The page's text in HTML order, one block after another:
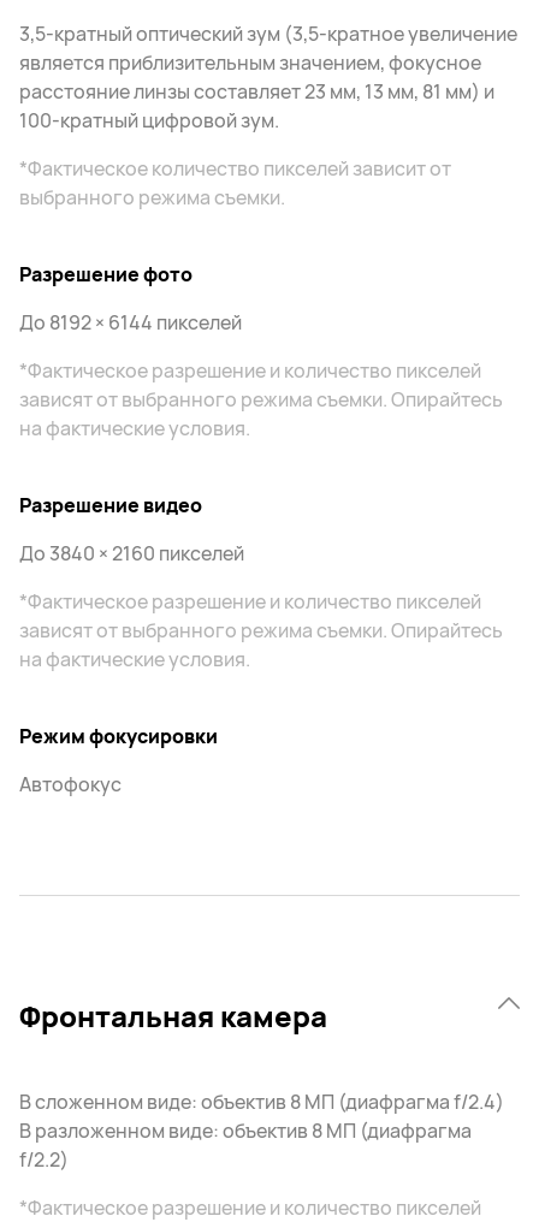
3,5-кратный оптический зум (3,5-кратное увеличение
является приблизительным значением, фокусное
расстояние линзы составляет 23 мм, 13 мм, 81 мм) и
100-кратный цифровой зум.
*Фактическое количество пикселей зависит от
выбранного режима съемки.
Разрешение фото
До 8192 × 6144 пикселей
*Фактическое разрешение и количество пикселей
зависят от выбранного режима съемки. Опирайтесь
на фактические условия.
Разрешение видео
До 3840 × 2160 пикселей
*Фактическое разрешение и количество пикселей
зависят от выбранного режима съемки. Опирайтесь
на фактические условия.
Режим фокусировки
Автофокус
Фронтальная камера
В сложенном виде: объектив 8 МП (диафрагма f/2.4)
В разложенном виде: объектив 8 МП (диафрагма
f/2.2)
*Фактическое разрешение и количество пикселей